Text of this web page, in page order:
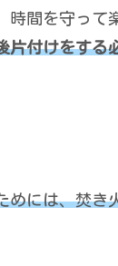
間を守って
片付けをする
には、焚き